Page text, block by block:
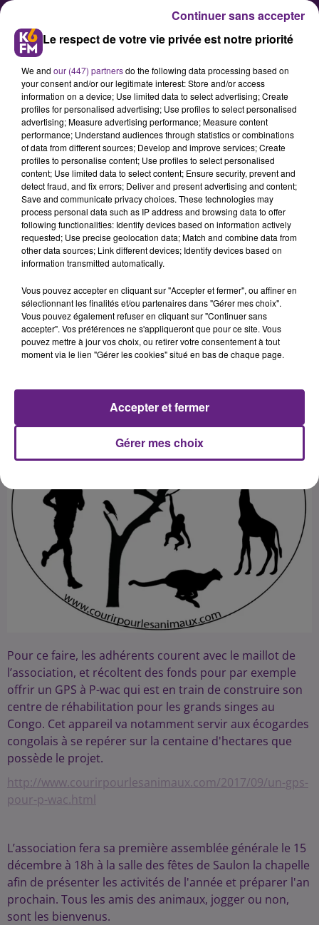
Qui veut « courir pour des
animaux » ?
L'association « courir pour les
animaux » a été créée en janvier
2017. Son but est de récolter de
l’argent destiné à des projets
et de la nature.
Publié : 27 novembre 2017 à 14h30 par Franck PELLOUX
Pour ce faire, les adhérents courent avec le maillot de
l’association, et récoltent des fonds pour par exemple
offrir un GPS à P-wac qui est en train de construire son
centre de réhabilitation pour les grands singes au
Congo. Cet appareil va notamment servir aux écogardes
congolais à se repérer sur la centaine d'hectares que
possède le projet.
http://www.courirpourlesanimaux.com/2017/09/un-gps-
pour-p-wac.html
L’association fera sa première assemblée générale le 15
décembre à 18h à la salle des fêtes de Saulon la chapelle
afin de présenter les activités de l'année et préparer l'an
prochain. Tous les amis des animaux, jogger ou non,
sont les bienvenus.
Le respect de votre vie privée est notre priorité
We and our (447) partnersdo the following data processing based on
your consent and/or our legitimate interest: Store and/or access
information on a device; Use limited data to select advertising; Create
profiles for personalised advertising; Use profiles to select personalised
advertising; Measure advertising performance; Measure content
performance; Understand audiences through statistics or combinations
of data from different sources; Develop and improve services; Create
profiles to personalise content; Use profiles to select personalised
content; Use limited data to select content; Ensure security, prevent and
detect fraud, and fix errors; Deliver and present advertising and content;
Save and communicate privacy choices. These technologies may
process personal data such as IP address and browsing data to offer
following functionalities: Identify devices based on information actively
requested; Use precise geolocation data; Match and combine data from
other data sources; Link different devices; Identify devices based on
information transmitted automatically.
Vous pouvez accepter en cliquant sur "Accepter et fermer", ou affiner en
sélectionnant les finalités et/ou partenaires dans "Gérer mes choix".
Vous pouvez également refuser en cliquant sur "Continuer sans
accepter". Vos préférences ne s'appliqueront que pour ce site. Vous
pouvez mettre à jour vos choix, ou retirer votre consentement à tout
moment via le lien "Gérer les cookies" situé en bas de chaque page.
Gérer mes choix
Accepter et fermer
Continuer sans accepter